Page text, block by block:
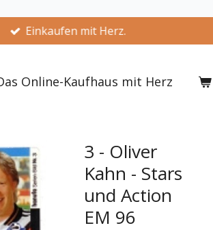
Einkaufen mit Herz.
Online-Kaufhaus mit Herz
3 - Oliver
Kahn - Stars
und Action
EM 96